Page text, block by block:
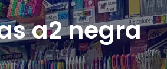
a2 negra